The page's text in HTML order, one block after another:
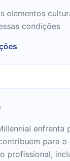
elementos
condições
enfrenta
para o
profissional,